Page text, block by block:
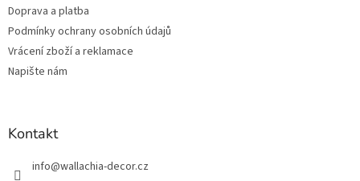
Doprava a platba
Podmínky ochrany osobních údajů
Vrácení zboží a reklamace
Napište nám
Kontakt
info@wallachia-decor.cz